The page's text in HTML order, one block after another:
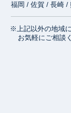
福岡 / 佐賀 / 長崎 /
※上記以外の地域
お気軽にご相談